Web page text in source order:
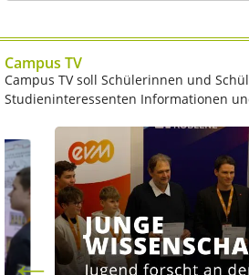
Campus TV
Campus TV soll Schülerinnen und
Studieninteressenten Informationen